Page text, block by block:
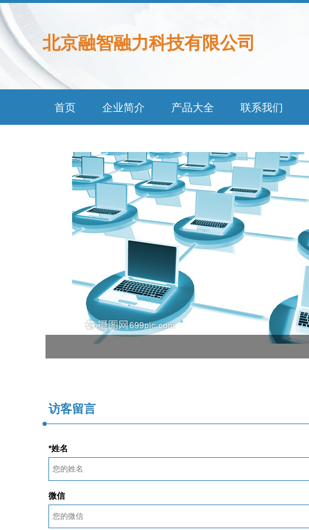
北京融智融力科技有限公司
首页 企业简介 产品大全 联系我们
访客留言
*姓名
微信